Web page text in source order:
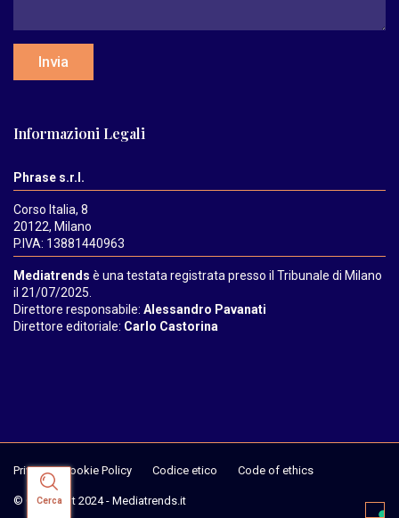
Cerca
Invia
Informazioni Legali
Phrase s.r.l.
Corso Italia, 8
20122, Milano
P.IVA: 13881440963
Mediatrends è una testata registrata presso il Tribunale di Milano
il 21/07/2025.
Direttore responsabile: Alessandro Pavanati
Direttore editoriale: Carlo Castorina
Privacy & Cookie Policy Codice etico Code of ethics
© Copyright 2024 - Mediatrends.it